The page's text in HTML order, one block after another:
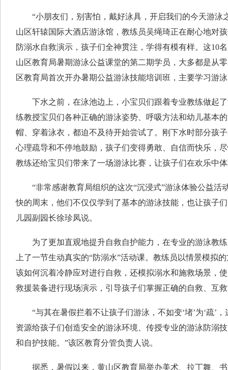
“小朋友们，别害怕，戴好泳具，开启我们的今天游泳
山区轩辕国际大酒店游泳馆，教练员吴绳琦正在耐心地对
防溺水自救演示，孩子们全神贯注，学得有模有样。这10
山区教育局暑期游泳公益课堂的第二期学员，大多都是从
区教育局首次开办暑期公益游泳技能培训班，主要学习游
下水之前，在泳池边上，小宝贝们跟着专业教练做起了
练教授宝贝们各种正确的游泳姿势、呼吸方法和幼儿基本
帽、穿着泳衣，都迫不及待开始尝试了。刚下水时部分孩
心理疏导和不停地鼓励，孩子们变得勇敢、自信而快乐，
教练还给宝贝们带来了一场游泳比赛，让孩子们在欢乐中
“非常感谢教育局组织的这次“沉浸式”游泳体验公益活
快的周末，他们不仅仅学到了基本的游泳技能，也让孩子
儿园副园长徐珍凤说。
为了更加直观地提升自救自护能力，在专业的游泳教练
上了一节生动真实的“防溺水”活动课。教练员以情景模拟
该如何沉着冷静应对进行自救，还模拟溺水和施救场景，
救援装备进行现场演示，引导孩子们掌握正确的自救、互
“与其在暑假拦着不让孩子们游泳，不如变‘堵’为‘疏’，
资源给孩子们创造安全的游泳环境、传授专业的游泳防溺
和自护技能。”该区教育分管负责人说。
据悉，暑假以来，黄山区教育局举办美术、拉丁舞、书